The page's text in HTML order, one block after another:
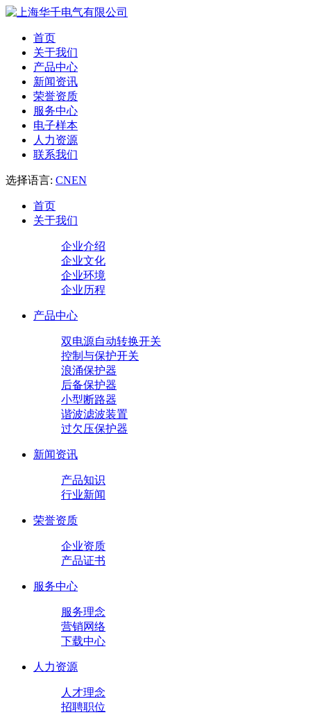
首页
关于我们
产品中心
新闻资讯
荣誉资质
服务中心
电子样本
人力资源
联系我们
选择语言: CNEN
首页
关于我们
企业介绍
企业文化
企业环境
企业历程
产品中心
双电源自动转换开关
控制与保护开关
浪涌保护器
后备保护器
小型断路器
谐波滤波装置
过欠压保护器
新闻资讯
产品知识
行业新闻
荣誉资质
企业资质
产品证书
服务中心
服务理念
营销网络
下载中心
人力资源
人才理念
招聘职位